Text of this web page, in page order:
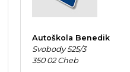
Autoškola Benedik
Svobody 525/3
350 02 Cheb